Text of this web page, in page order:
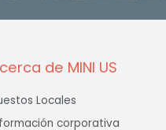
de MINI US
Locales
corporativa